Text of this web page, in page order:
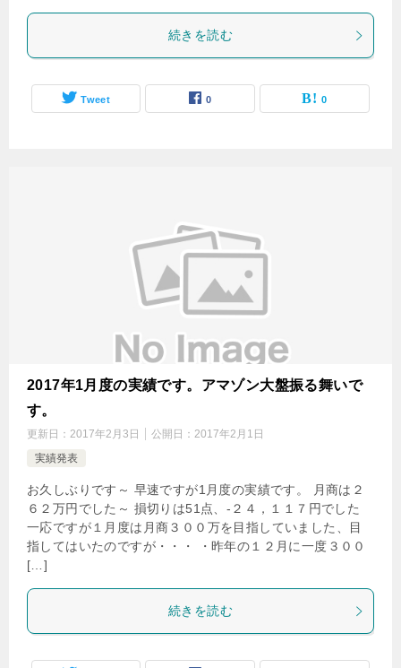
続きを読む
Tweet 0 0
2017年1月度の実績です。アマゾン大盤振る舞いで
す。
更新日： 2017年2月3日 公開日： 2017年2月1日
実績発表
お久しぶりです～ 早速ですが1月度の実績です。 月商は２
６２万円でした～ 損切りは51点、-２４，１１７円でした
一応ですが１月度は月商３００万を目指していました、目
指してはいたのですが・・・ ・昨年の１２月に一度３００
[…]
続きを読む